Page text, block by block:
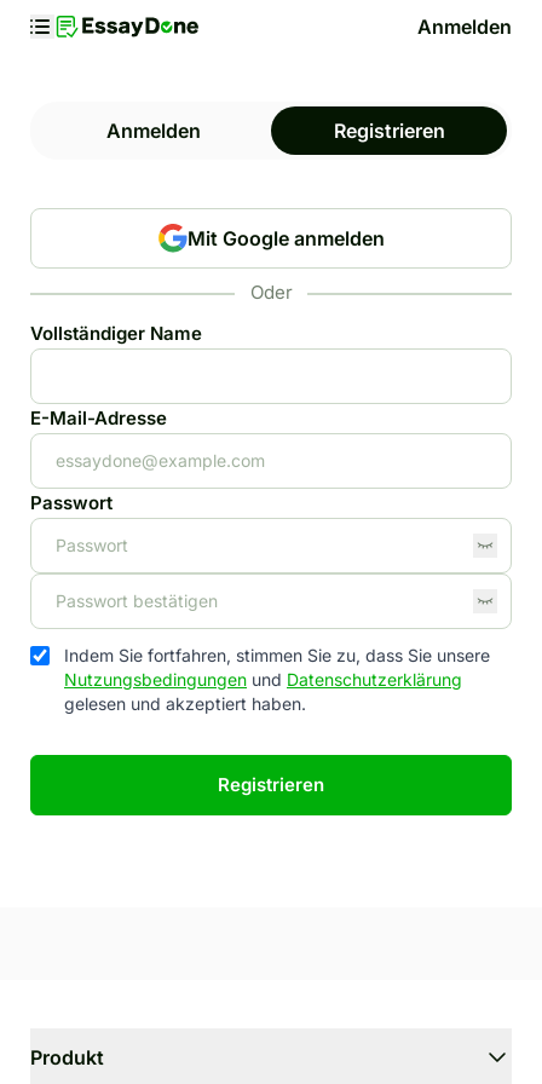
Anmelden
Anmelden Registrieren
Mit Google anmelden
Oder
Vollständiger Name
E-Mail-Adresse
Passwort
Indem Sie fortfahren, stimmen Sie zu, dass Sie unsere
Nutzungsbedingungen und Datenschutzerklärung
gelesen und akzeptiert haben.
Registrieren
Produkt